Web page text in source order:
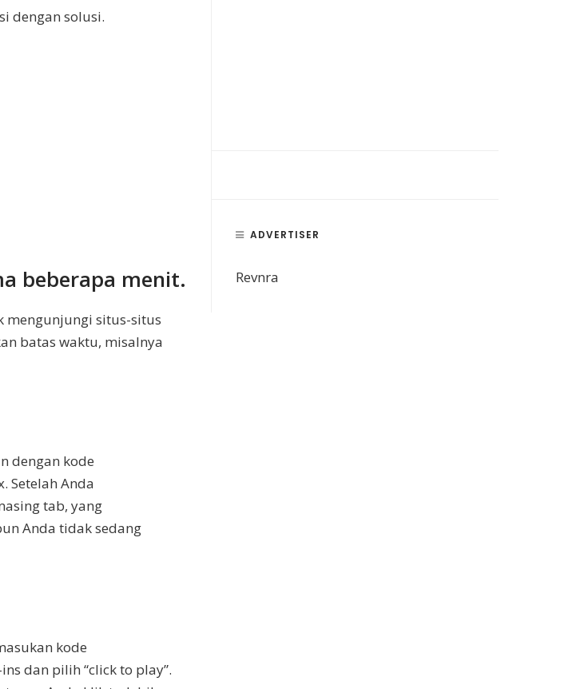
dengan solusi.
beberapa menit.
mengunjungi situs-situs
batas waktu, misalnya
dengan kode
Setelah Anda
tab, yang
Anda tidak sedang
kode
dan pilih “click to play”.
ADVERTISER
Revnra